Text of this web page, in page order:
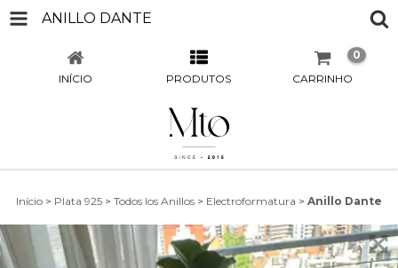
ANILLO DANTE
INÍCIO PRODUTOS CARRINHO
0
Início > Plata 925 > Todos los Anillos > Electroformatura > Anillo Dante